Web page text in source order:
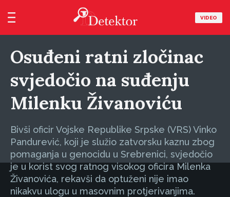
VIDEO
Osuđeni ratni zločinac
svjedočio na suđenju
Milenku Živanoviću
Bivši oficir Vojske Republike Srpske (VRS) Vinko
Pandurević, koji je služio zatvorsku kaznu zbog
pomaganja u genocidu u Srebrenici, svjedočio
je u korist svog ratnog visokog oficira Milenka
Živanovića, rekavši da optuženi nije imao
nikakvu ulogu u masovnim protjerivanjima.